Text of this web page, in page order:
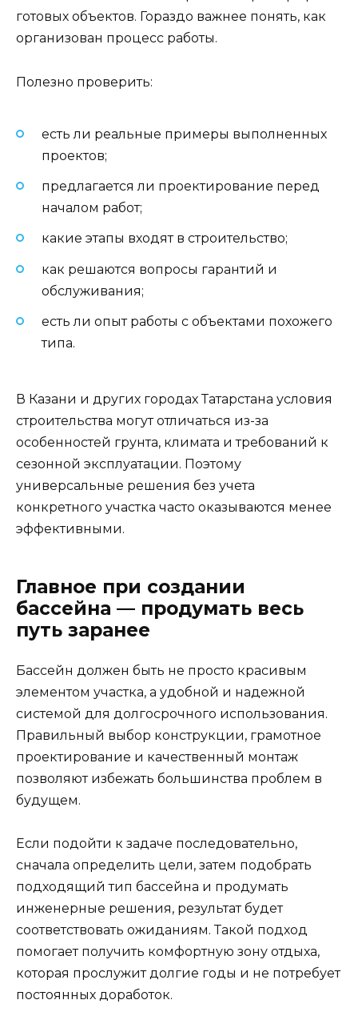
готовых объектов. Гораздо важнее понять, как
организован процесс работы.
Полезно проверить:
есть ли реальные примеры выполненных
проектов;
предлагается ли проектирование перед
началом работ;
какие этапы входят в строительство;
как решаются вопросы гарантий и
обслуживания;
есть ли опыт работы с объектами похожего
типа.
В Казани и других городах Татарстана условия
строительства могут отличаться из-за
особенностей грунта, климата и требований к
сезонной эксплуатации. Поэтому
универсальные решения без учета
конкретного участка часто оказываются менее
эффективными.
Главное при создании
бассейна — продумать весь
путь заранее
Бассейн должен быть не просто красивым
элементом участка, а удобной и надежной
системой для долгосрочного использования.
Правильный выбор конструкции, грамотное
проектирование и качественный монтаж
позволяют избежать большинства проблем в
будущем.
Если подойти к задаче последовательно,
сначала определить цели, затем подобрать
подходящий тип бассейна и продумать
инженерные решения, результат будет
соответствовать ожиданиям. Такой подход
помогает получить комфортную зону отдыха,
которая прослужит долгие годы и не потребует
постоянных доработок.